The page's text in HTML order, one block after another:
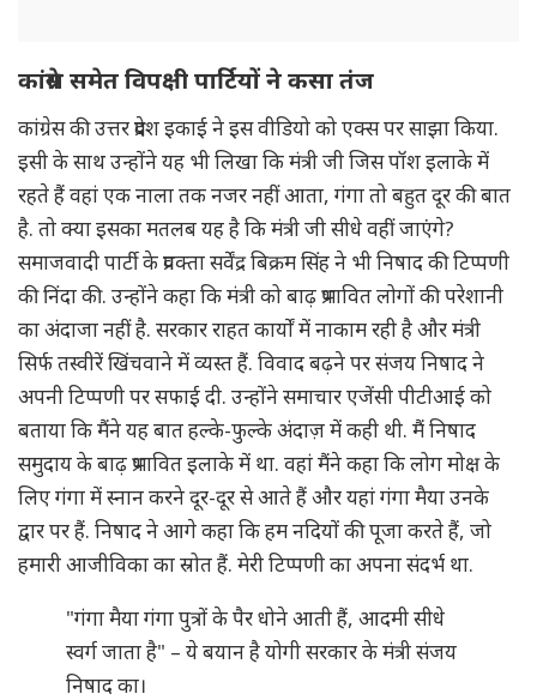
कांग्रेस समेत विपक्षी पार्टियों ने कसा तंज
कांग्रेस की उत्तर प्रदेश इकाई ने इस वीडियो को एक्स पर साझा किया.
इसी के साथ उन्होंने यह भी लिखा कि मंत्री जी जिस पॉश इलाके में
रहते हैं वहां एक नाला तक नजर नहीं आता, गंगा तो बहुत दूर की बात
है. तो क्या इसका मतलब यह है कि मंत्री जी सीधे वहीं जाएंगे?
समाजवादी पार्टी के प्रवक्ता सर्वेंद्र बिक्रम सिंह ने भी निषाद की टिप्पणी
की निंदा की. उन्होंने कहा कि मंत्री को बाढ़ प्रभावित लोगों की परेशानी
का अंदाजा नहीं है. सरकार राहत कार्यों में नाकाम रही है और मंत्री
सिर्फ तस्वीरें खिंचवाने में व्यस्त हैं. विवाद बढ़ने पर संजय निषाद ने
अपनी टिप्पणी पर सफाई दी. उन्होंने समाचार एजेंसी पीटीआई को
बताया कि मैंने यह बात हल्के-फुल्के अंदाज़ में कही थी. मैं निषाद
समुदाय के बाढ़ प्रभावित इलाके में था. वहां मैंने कहा कि लोग मोक्ष के
लिए गंगा में स्नान करने दूर-दूर से आते हैं और यहां गंगा मैया उनके
द्वार पर हैं. निषाद ने आगे कहा कि हम नदियों की पूजा करते हैं, जो
हमारी आजीविका का स्रोत हैं. मेरी टिप्पणी का अपना संदर्भ था.
"गंगा मैया गंगा पुत्रों के पैर धोने आती हैं, आदमी सीधे
स्वर्ग जाता है" – ये बयान है योगी सरकार के मंत्री संजय
निषाद का।